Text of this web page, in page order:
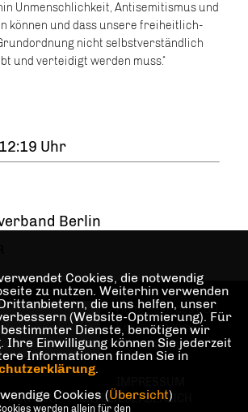
Unmenschlichkeit, Antisemitismus und
können und dass unsere freiheitlich-
nicht selbstverständlich
und verteidigt werden muss.“
Uhr
Berlin
Homepage des CDU
Kreisverbandes
Berlin Mitte
KONTAKT MITGLIEDERBEREICH
Cookies, die notwendig
zu nutzen. Weiterhin verwenden
die uns helfen, unser
(Website-Optmierung). Für
Dienste, benötigen wir
Ihre Einwilligung können Sie jederzeit
Informationen finden Sie in
.
Cookies (Übersicht)
werden allein für den